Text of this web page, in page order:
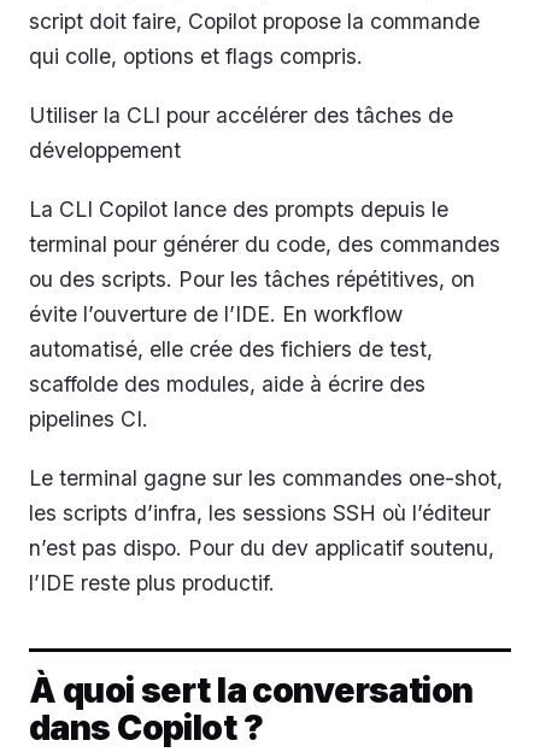
script doit faire, Copilot propose la commande
qui colle, options et flags compris.
Utiliser la CLI pour accélérer des tâches de
développement
La CLI Copilot lance des prompts depuis le
terminal pour générer du code, des commandes
ou des scripts. Pour les tâches répétitives, on
évite l’ouverture de l’IDE. En workflow
automatisé, elle crée des fichiers de test,
scaffolde des modules, aide à écrire des
pipelines CI.
Le terminal gagne sur les commandes one-shot,
les scripts d’infra, les sessions SSH où l’éditeur
n’est pas dispo. Pour du dev applicatif soutenu,
l’IDE reste plus productif.
À quoi sert la conversation
dans Copilot ?